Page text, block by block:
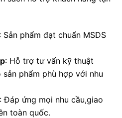
: Sản phẩm đạt chuẩn MSDS
: Hỗ trợ tư vấn kỹ thuật
phẩm phù hợp với nhu
: Đáp ứng mọi nhu cầu,giao
toàn quốc.